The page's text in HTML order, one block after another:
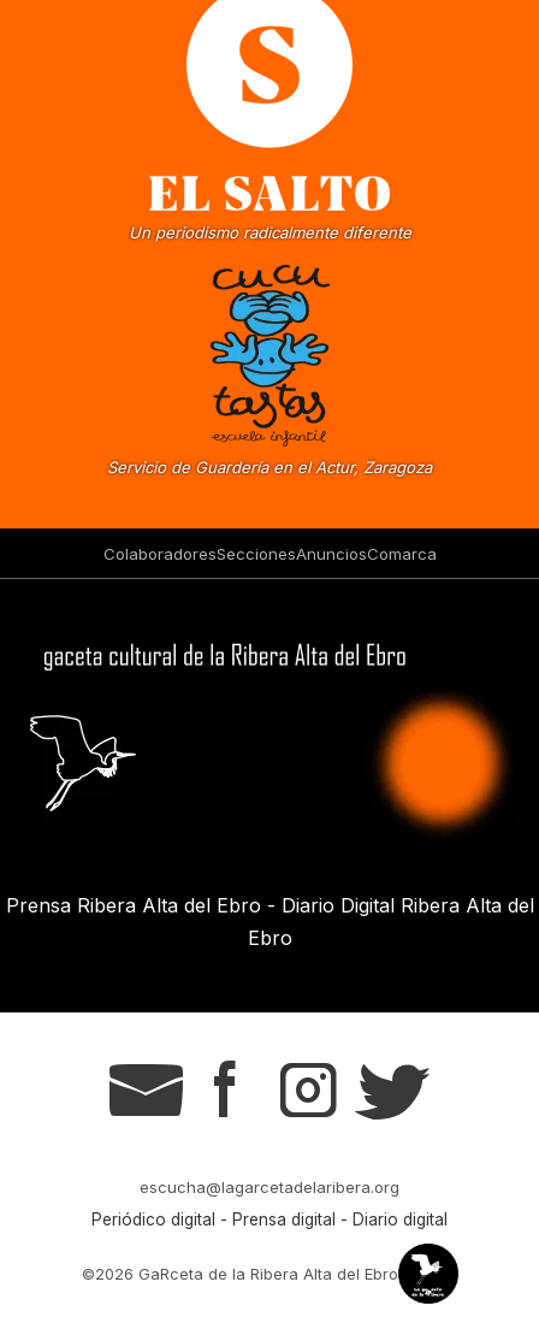
Un periodismo radicalmente diferente
Servicio de Guardería en el Actur, Zaragoza
ColaboradoresSeccionesAnunciosComarca
Prensa Ribera Alta del Ebro - Diario Digital Ribera Alta del
Ebro
g s t r
escucha@lagarcetadelaribera.org
Periódico digital - Prensa digital - Diario digital
©2026 GaRceta de la Ribera Alta del Ebro